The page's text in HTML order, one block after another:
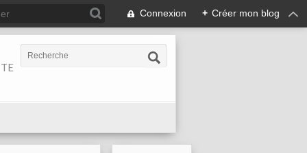
Connexion + Créer mon blog